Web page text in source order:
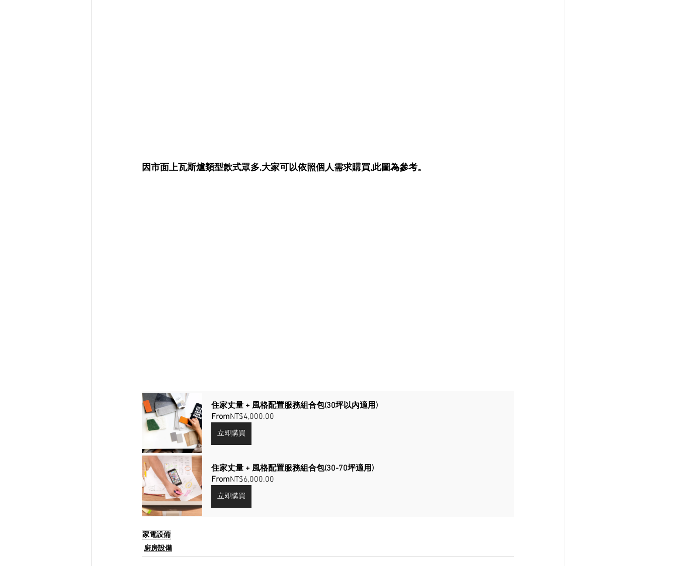
因市面上瓦斯爐類型款式眾多,大家可以依照個人需求購買,此圖為參考。
住家丈量 + 風格配置服務組合包(30坪以內適用)
FromNT$4,000.00
立即購買
住家丈量 + 風格配置服務組合包(30-70坪適用)
FromNT$6,000.00
立即購買
家電設備
廚房設備